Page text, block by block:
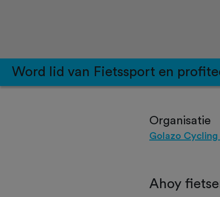
Word lid van Fietssport en
Organisatie
Golazo Cycling
Ahoy